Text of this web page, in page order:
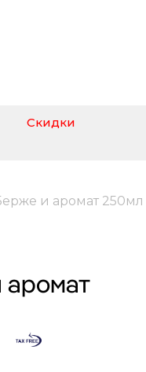
Скидки
и аромат 250мл